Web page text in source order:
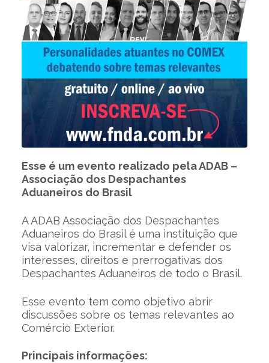
Esse é um evento realizado pela ADAB –
Associação dos Despachantes
Aduaneiros do Brasil
A ADAB Associação dos Despachantes
Aduaneiros do Brasil é uma instituição que
visa valorizar, incrementar e defender os
interesses, direitos e prerrogativas dos
Despachantes Aduaneiros de todo o Brasil.
Esse evento tem como objetivo abrir
discussões sobre os temas relevantes ao
Comércio Exterior.
Principais informações: